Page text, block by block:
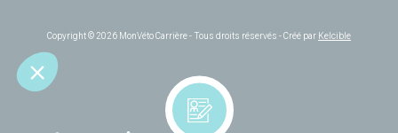
Copyright © 2026 MonVéto Carrière - Tous droits réservés - Créé par Kelcible